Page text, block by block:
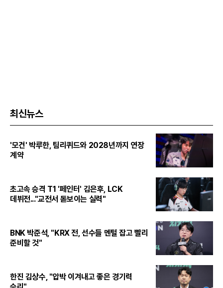
최신뉴스
'모건' 박루한, 팀리퀴드와 2028년까지 연장
계약
초고속 승격 T1 '페인터' 김은후, LCK
데뷔전..."교전서 돋보이는 실력"
BNK 박준석, "KRX 전, 선수들 멘털 잡고 빨리
준비할 것"
한진 김상수, "압박 이겨내고 좋은 경기력